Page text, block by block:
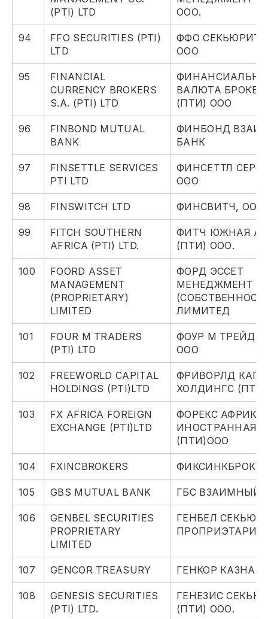
(PTI) LTD
ООО.
94
FFO SECURITIES (PTI)
LTD
ФФО
ООО
95
FINANCIAL
CURRENCY BROKERS
S.A. (PTI) LTD
ВАЛЮТА
(ПТИ) ООО
96
FINBOND MUTUAL
BANK
ФИНБОНД
БАНК
97
FINSETTLE SERVICES
PTI LTD
ФИНСЕТТЛ
ООО
98 FINSWITCH LTD ФИНСВИТЧ, ООО
99
FITCH SOUTHERN
AFRICA (PTI) LTD.
ФИТЧ ЮЖНАЯ
(ПТИ) ООО.
100
FOORD ASSET
MANAGEMENT
(PROPRIETARY)
LIMITED
ФОРД ЭССЕТ
МЕНЕДЖМЕНТ
ЛИМИТЕД
101
FOUR M TRADERS
(PTI) LTD
ФОУР М
ООО
102
FREEWORLD CAPITAL
HOLDINGS (PTI)LTD
ФРИВОРЛД
ХОЛДИНГС
103
FX AFRICA FOREIGN
EXCHANGE (PTI)LTD
ФОРЕКС АФРИКА
ИНОСТРАННАЯ
(ПТИ)ООО
104 FXINCBROKERS
105 GBS MUTUAL BANK ГБС ВЗАИМНЫЙ
106
GENBEL SECURITIES
PROPRIETARY
LIMITED
ГЕНБЕЛ
ПРОПРИЭТАРИ
107 GENCOR TREASURY ГЕНКОР
108
GENESIS SECURITIES
(PTI) LTD.
ГЕНЕЗИС
(ПТИ) ООО.